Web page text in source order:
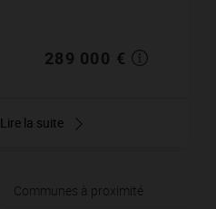
289 000 €
Lire la suite
Communes à proximité